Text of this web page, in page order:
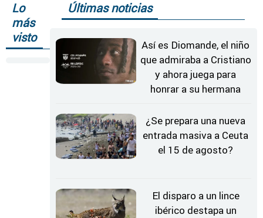
Lo
más
visto
Últimas noticias
Así es Diomande, el niño
que admiraba a Cristiano
y ahora juega para
honrar a su hermana
¿Se prepara una nueva
entrada masiva a Ceuta
el 15 de agosto?
El disparo a un lince
ibérico destapa un